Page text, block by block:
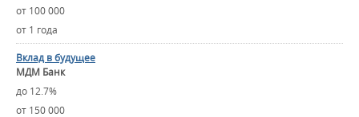
от 100 000
от 1 года
Вклад в будущее
МДМ Банк
до 12.7%
от 150 000